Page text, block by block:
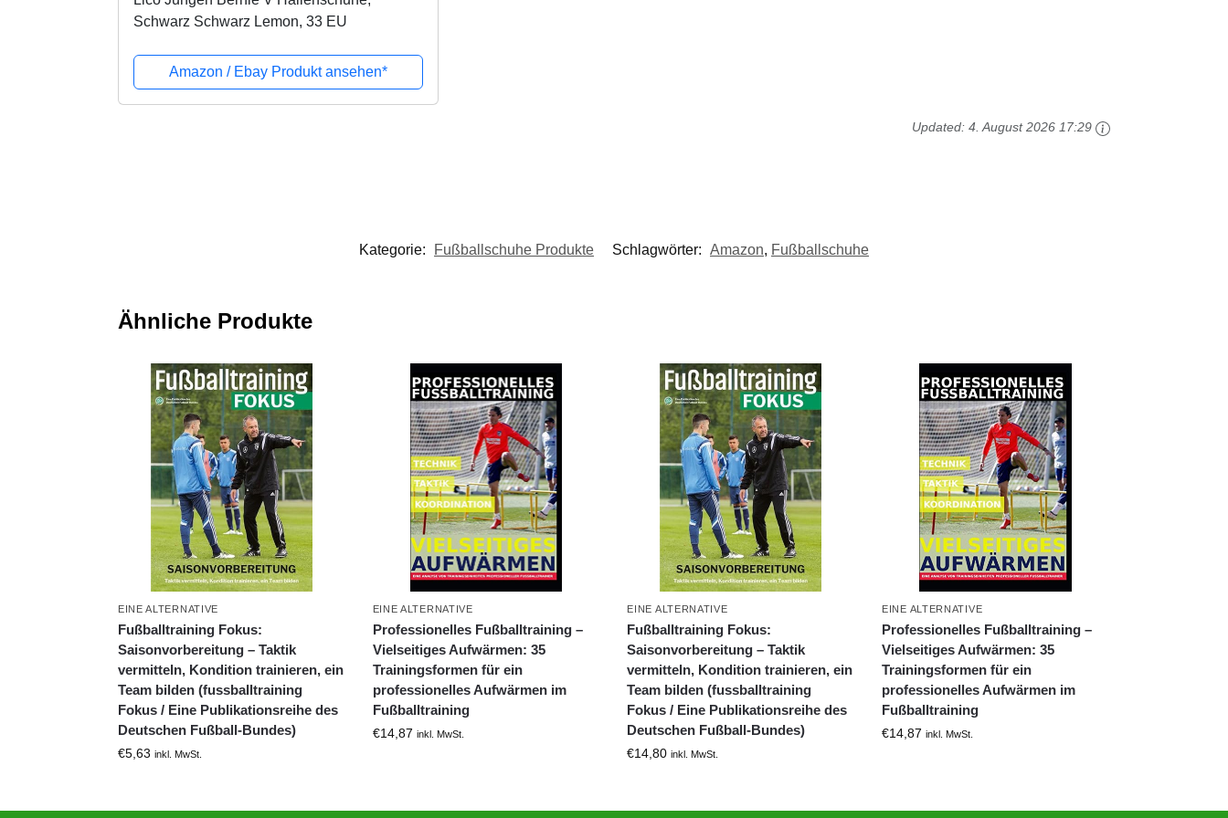
Schwarz Schwarz Lemon, 33 EU
Amazon / Ebay Produkt ansehen*
Updated:4. August 2026 17:29
Kategorie: Fußballschuhe Produkte Schlagwörter: Amazon, Fußballschuhe
Ähnliche Produkte
EINE ALTERNATIVE
Fußballtraining Fokus:
Saisonvorbereitung – Taktik
vermitteln, Kondition trainieren, ein
Team bilden (fussballtraining
Fokus / Eine Publikationsreihe des
Deutschen Fußball-Bundes)
€5,63 inkl. MwSt.
EINE ALTERNATIVE
Professionelles Fußballtraining –
Vielseitiges Aufwärmen: 35
Trainingsformen für ein
professionelles Aufwärmen im
Fußballtraining
€14,87 inkl. MwSt.
EINE ALTERNATIVE
Fußballtraining Fokus:
Saisonvorbereitung – Taktik
vermitteln, Kondition trainieren, ein
Team bilden (fussballtraining
Fokus / Eine Publikationsreihe des
Deutschen Fußball-Bundes)
€14,80 inkl. MwSt.
EINE ALTERNATIVE
Professionelles Fußballtraining –
Vielseitiges Aufwärmen: 35
Trainingsformen für ein
professionelles Aufwärmen im
Fußballtraining
€14,87 inkl. MwSt.